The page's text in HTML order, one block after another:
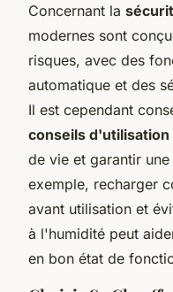
Concernant la
modernes sont
risques, avec des
automatique et des
Il est cependant
conseils d'utilisation
de vie et garantir
exemple, recharger
avant utilisation et
à l'humidité peut
en bon état de